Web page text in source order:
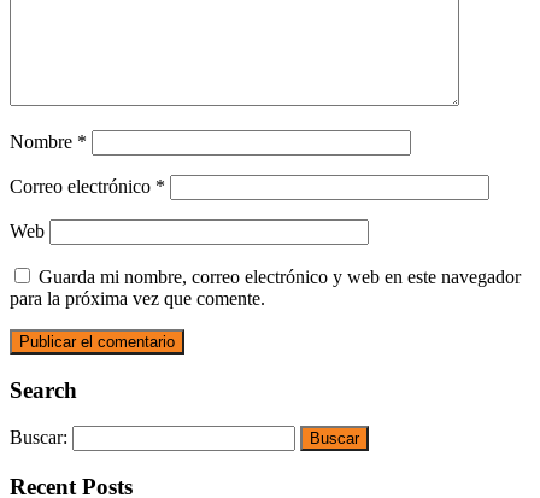
Nombre *
Correo electrónico *
Web
Guarda mi nombre, correo electrónico y web en este navegador
para la próxima vez que comente.
Search
Buscar:
Recent Posts